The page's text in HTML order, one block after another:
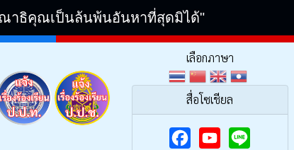
ณาธิคุณเป็นล้นพ้นอันหาที่สุดมิได้"
เลือกภาษา
สื่อโซเชียล